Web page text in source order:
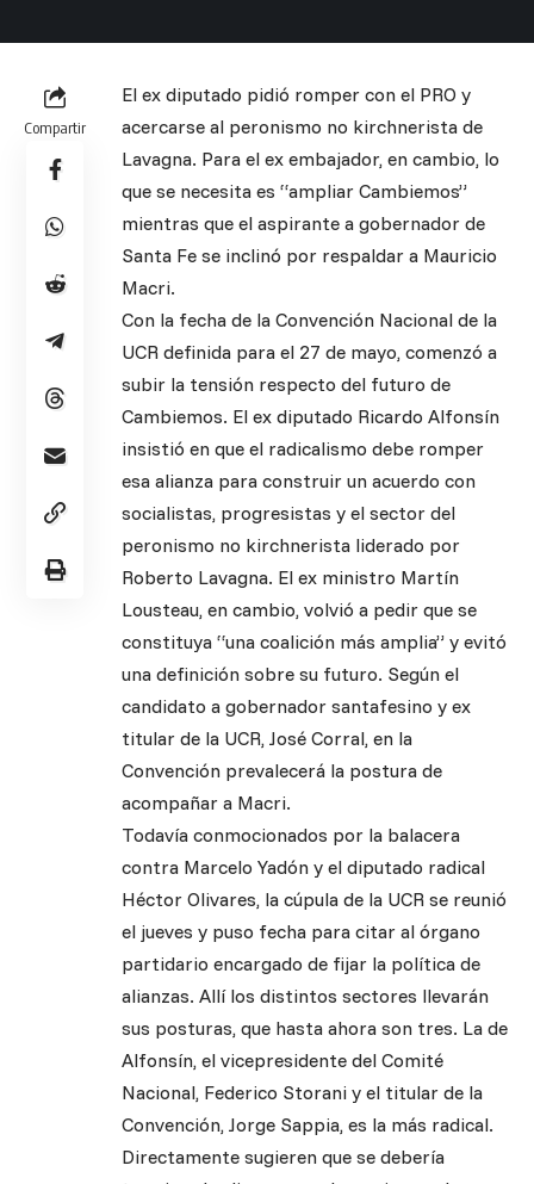
Compartir
El ex diputado pidió romper con el PRO y
acercarse al peronismo no kirchnerista de
Lavagna. Para el ex embajador, en cambio, lo
que se necesita es “ampliar Cambiemos”
mientras que el aspirante a gobernador de
Santa Fe se inclinó por respaldar a Mauricio
Macri.
Con la fecha de la Convención Nacional de la
UCR definida para el 27 de mayo, comenzó a
subir la tensión respecto del futuro de
Cambiemos. El ex diputado Ricardo Alfonsín
insistió en que el radicalismo debe romper
esa alianza para construir un acuerdo con
socialistas, progresistas y el sector del
peronismo no kirchnerista liderado por
Roberto Lavagna. El ex ministro Martín
Lousteau, en cambio, volvió a pedir que se
constituya “una coalición más amplia” y evitó
una definición sobre su futuro. Según el
candidato a gobernador santafesino y ex
titular de la UCR, José Corral, en la
Convención prevalecerá la postura de
acompañar a Macri.
Todavía conmocionados por la balacera
contra Marcelo Yadón y el diputado radical
Héctor Olivares, la cúpula de la UCR se reunió
el jueves y puso fecha para citar al órgano
partidario encargado de fijar la política de
alianzas. Allí los distintos sectores llevarán
sus posturas, que hasta ahora son tres. La de
Alfonsín, el vicepresidente del Comité
Nacional, Federico Storani y el titular de la
Convención, Jorge Sappia, es la más radical.
Directamente sugieren que se debería